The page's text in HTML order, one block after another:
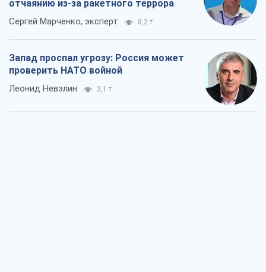
отчаянию из-за ракетного террора
Сергей Марченко, эксперт 8,2 т.
Запад проспал угрозу: Россия может
проверить НАТО войной
Леонид Невзлин 3,1 т.